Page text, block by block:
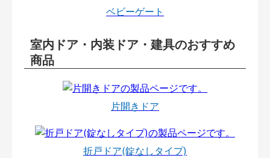
ベビーゲート
室内ドア・内装ドア・建具のおすすめ
商品
片開きドア
折戸ドア(錠なしタイプ)